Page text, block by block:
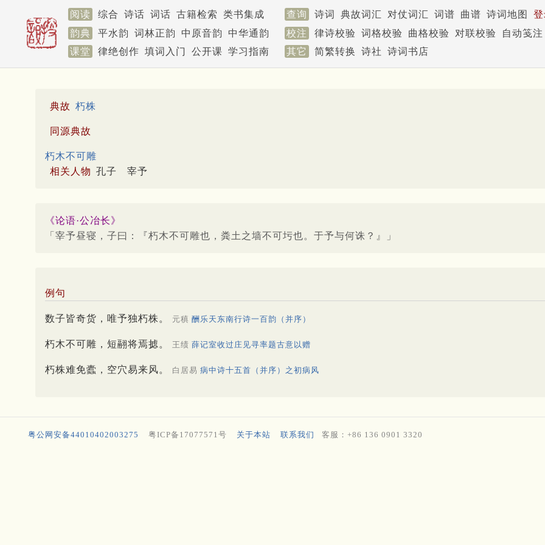
阅读 综合 诗话 词话 古籍检索 类书集成 查询 诗词 典故词汇 对仗词汇 词谱 曲谱 诗词地图
韵典
平水韵 词林正韵 中原音韵 中华通韵 校注 律诗校验 词格校验 曲格校验 对联校验
自动笺注
课堂
律绝创作 填词入门 公开课 学习指南 其它 简繁转换 诗社 诗词书店
典故 朽株
同源典故
朽木不可雕
相关人物 孔子 宰予
《论语·公冶长》
「宰予昼寝，子曰：『朽木不可雕也，粪土之墙不可圬也。于予与何诛？』」
例句
数子皆奇货，唯予独朽株。 元稹 酬乐天东南行诗一百韵（并序）
朽木不可雕，短翮将焉摅。 王绩 薛记室收过庄见寻率题古意以赠
朽株难免蠹，空穴易来风。 白居易 病中诗十五首（并序）之初病风
粤公网安备44010402003275 粤ICP备17077571号 关于本站 联系我们 客服：+86 136 0901 3320